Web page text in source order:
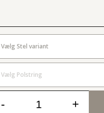
Vælg Stel variant
Vælg Polstring
- +